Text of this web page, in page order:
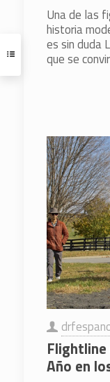
Una de las
historia
es sin duda
que se
Año en